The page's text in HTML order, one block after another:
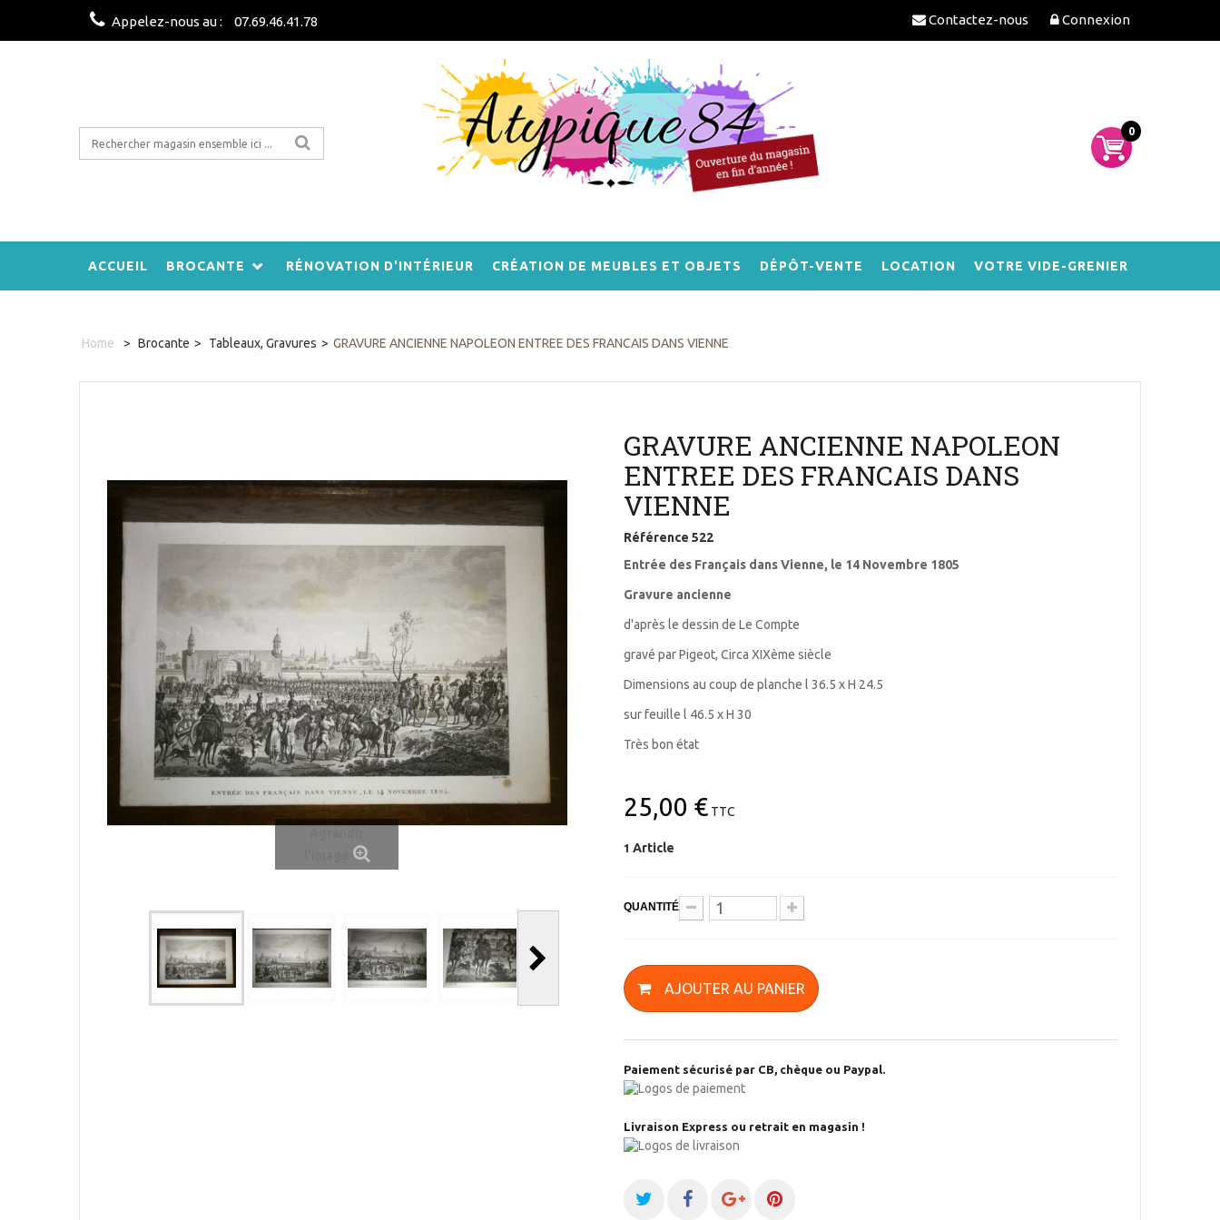
Connexion
Contactez-nous
Appelez-nous au : 07.69.46.41.78
0
ACCUEIL BROCANTE RÉNOVATION D'INTÉRIEUR CRÉATION DE MEUBLES ET OBJETS DÉPÔT-VENTE LOCATION VOTRE VIDE-GRENIER
Home > Brocante > Tableaux, Gravures > GRAVURE ANCIENNE NAPOLEON ENTREE DES FRANCAIS DANS VIENNE
GRAVURE ANCIENNE NAPOLEON
ENTREE DES FRANCAIS DANS
VIENNE
Référence 522
Entrée des Français dans Vienne, le 14 Novembre 1805
Gravure ancienne
d'après le dessin de Le Compte
gravé par Pigeot, Circa XIXème siècle
Dimensions au coup de planche l 36.5 x H 24.5
sur feuille l 46.5 x H 30
Très bon état
25,00 € TTC
1 Article
QUANTITÉ
AJOUTER AU PANIER
Paiement sécurisé par CB, chèque ou Paypal.
Livraison Express ou retrait en magasin !